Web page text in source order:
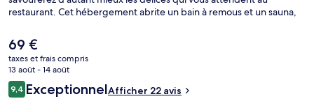
restaurant. Cet hébergement abrite un bain à remous et un sauna,
réfrigérateur et un micro-ondes.
Le
prix
actuel
est
de
69 €
taxes et frais compris
13 août - 14 août
Avis
voyageurs
9,49,4 sur 10
ExceptionnelAfficher 22 avis